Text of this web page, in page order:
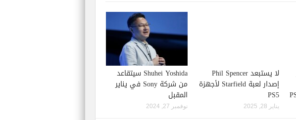
لا يستبعد Phil Spencer
إصدار لعبة Starfield لأجهزة
PS5
يناير 28, 2025
Shuhei Yoshida سيتقاعد
من شركة Sony في يناير
المقبل
نوفمبر 27, 2024